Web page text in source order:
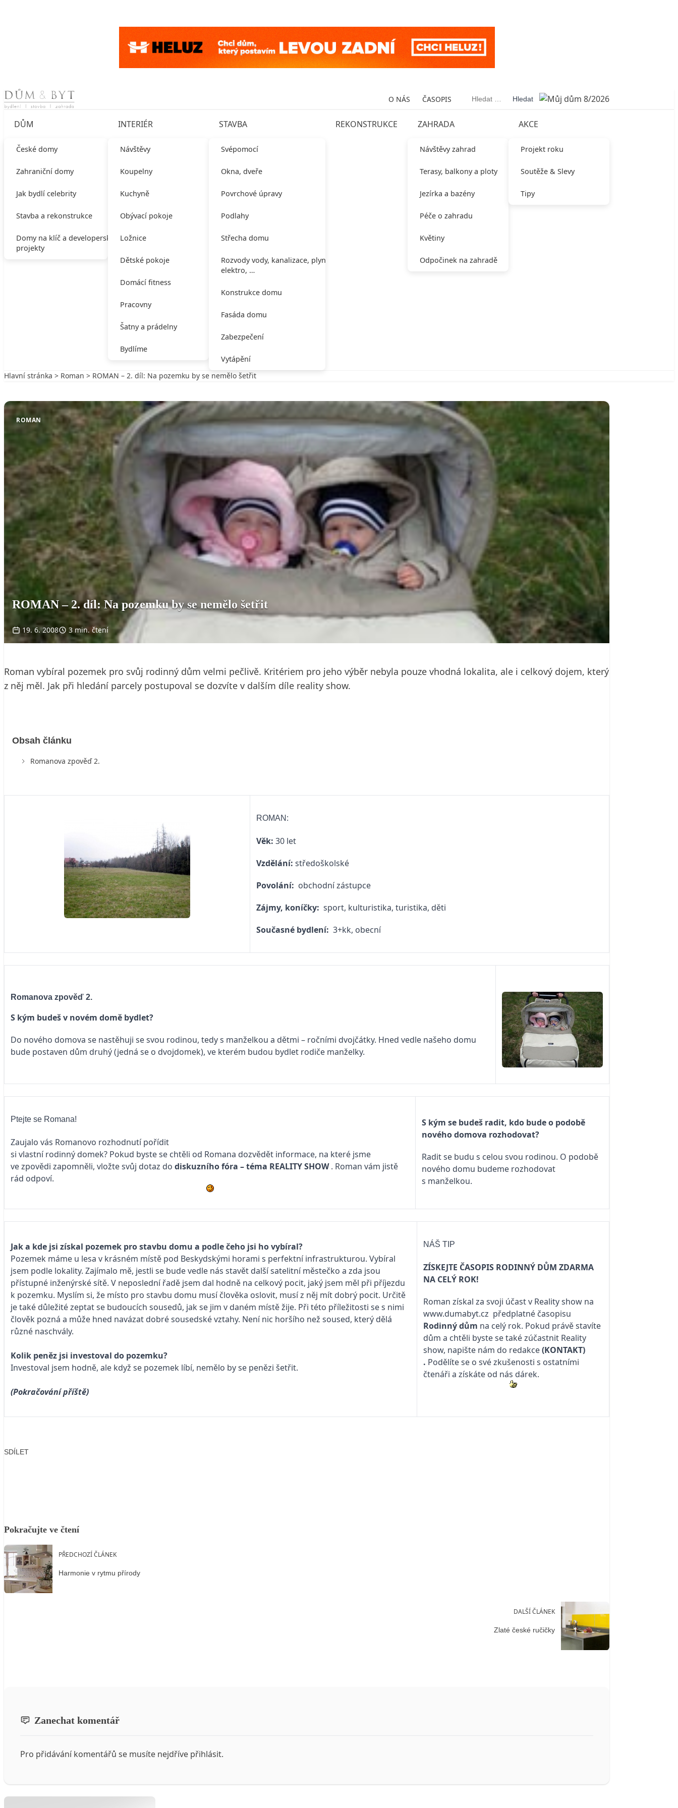
Skip to content O NÁS ČASOPIS Vyhledávání
DŮM
České domy
Zahraniční domy
Jak bydlí celebrity
Stavba a rekonstrukce
Domy na klíč a developerské
projekty
INTERIÉR
Návštěvy
Koupelny
Kuchyně
Obývací pokoje
Ložnice
Dětské pokoje
Domácí fitness
Pracovny
Šatny a prádelny
Bydlíme
STAVBA
Svépomocí
Okna, dveře
Povrchové úpravy
Podlahy
Střecha domu
Rozvody vody, kanalizace, plynu,
elektro, …
Konstrukce domu
Fasáda domu
Zabezpečení
Vytápění
REKONSTRUKCE ZAHRADA
Návštěvy zahrad
Terasy, balkony a ploty
Jezírka a bazény
Péče o zahradu
Květiny
Odpočinek na zahradě
AKCE
Projekt roku
Soutěže & Slevy
Tipy
Hlavní stránka > Roman > ROMAN – 2. díl: Na pozemku by se nemělo šetřit
ROMAN
ROMAN – 2. díl: Na pozemku by se nemělo šetřit
19. 6. 2008 3 min. čtení
Roman vybíral pozemek pro svůj rodinný dům velmi pečlivě. Kritériem pro jeho výběr nebyla pouze vhodná lokalita, ale i celkový dojem, který
z něj měl. Jak při hledání parcely postupoval se dozvíte v dalším díle reality show.
Obsah článku
Romanova zpověď 2.
ROMAN:
Věk: 30 let
Vzdělání: středoškolské
Povolání: obchodní zástupce
Zájmy, koníčky: sport, kulturistika, turistika, děti
Současné bydlení: 3+kk, obecní
Romanova zpověď 2.
S kým budeš v novém domě bydlet?
Do nového domova se nastěhuji se svou rodinou, tedy s manželkou a dětmi – ročními dvojčátky. Hned vedle našeho domu
bude postaven dům druhý (jedná se o dvojdomek), ve kterém budou bydlet rodiče manželky.
Ptejte se Romana!
Zaujalo vás Romanovo rozhodnutí pořídit
si vlastní rodinný domek? Pokud byste se chtěli od Romana dozvědět informace, na které jsme
ve zpovědi zapomněli, vložte svůj dotaz do diskuzního fóra – téma REALITY SHOW. Roman vám jistě
rád odpoví.
S kým se budeš radit, kdo bude o podobě
nového domova rozhodovat?
Radit se budu s celou svou rodinou. O podobě
nového domu budeme rozhodovat
s manželkou.
Jak a kde jsi získal pozemek pro stavbu domu a podle čeho jsi ho vybíral?
Pozemek máme u lesa v krásném místě pod Beskydskými horami s perfektní infrastrukturou. Vybíral
jsem podle lokality. Zajímalo mě, jestli se bude vedle nás stavět další satelitní městečko a zda jsou
přístupné inženýrské sítě. V neposlední řadě jsem dal hodně na celkový pocit, jaký jsem měl při příjezdu
k pozemku. Myslím si, že místo pro stavbu domu musí člověka oslovit, musí z něj mít dobrý pocit. Určitě
je také důležité zeptat se budoucích sousedů, jak se jim v daném místě žije. Při této příležitosti se s nimi
člověk pozná a může hned navázat dobré sousedské vztahy. Není nic horšího než soused, který dělá
různé naschvály.
Kolik peněz jsi investoval do pozemku?
Investoval jsem hodně, ale když se pozemek líbí, nemělo by se penězi šetřit.
(Pokračování příště)
NÁŠ TIP
ZÍSKEJTE ČASOPIS RODINNÝ DŮM ZDARMA
NA CELÝ ROK!
Roman získal za svoji účast v Reality show na
www.dumabyt.cz předplatné časopisu
Rodinný dům na celý rok. Pokud právě stavíte
dům a chtěli byste se také zúčastnit Reality
show, napište nám do redakce(KONTAKT)
. Podělíte se o své zkušenosti s ostatními
čtenáři a získáte od nás dárek.
SDÍLET
Pokračujte ve čtení
PŘEDCHOZÍ ČLÁNEK
Harmonie v rytmu přírody
DALŠÍ ČLÁNEK
Zlaté české ručičky
Zanechat komentář
Pro přidávání komentářů se musíte nejdříve přihlásit.